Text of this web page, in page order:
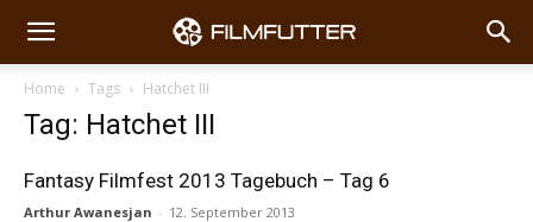
Home Tags Hatchet III
Tag: Hatchet III
Fantasy Filmfest 2013 Tagebuch – Tag 6
Arthur Awanesjan - 12. September 2013